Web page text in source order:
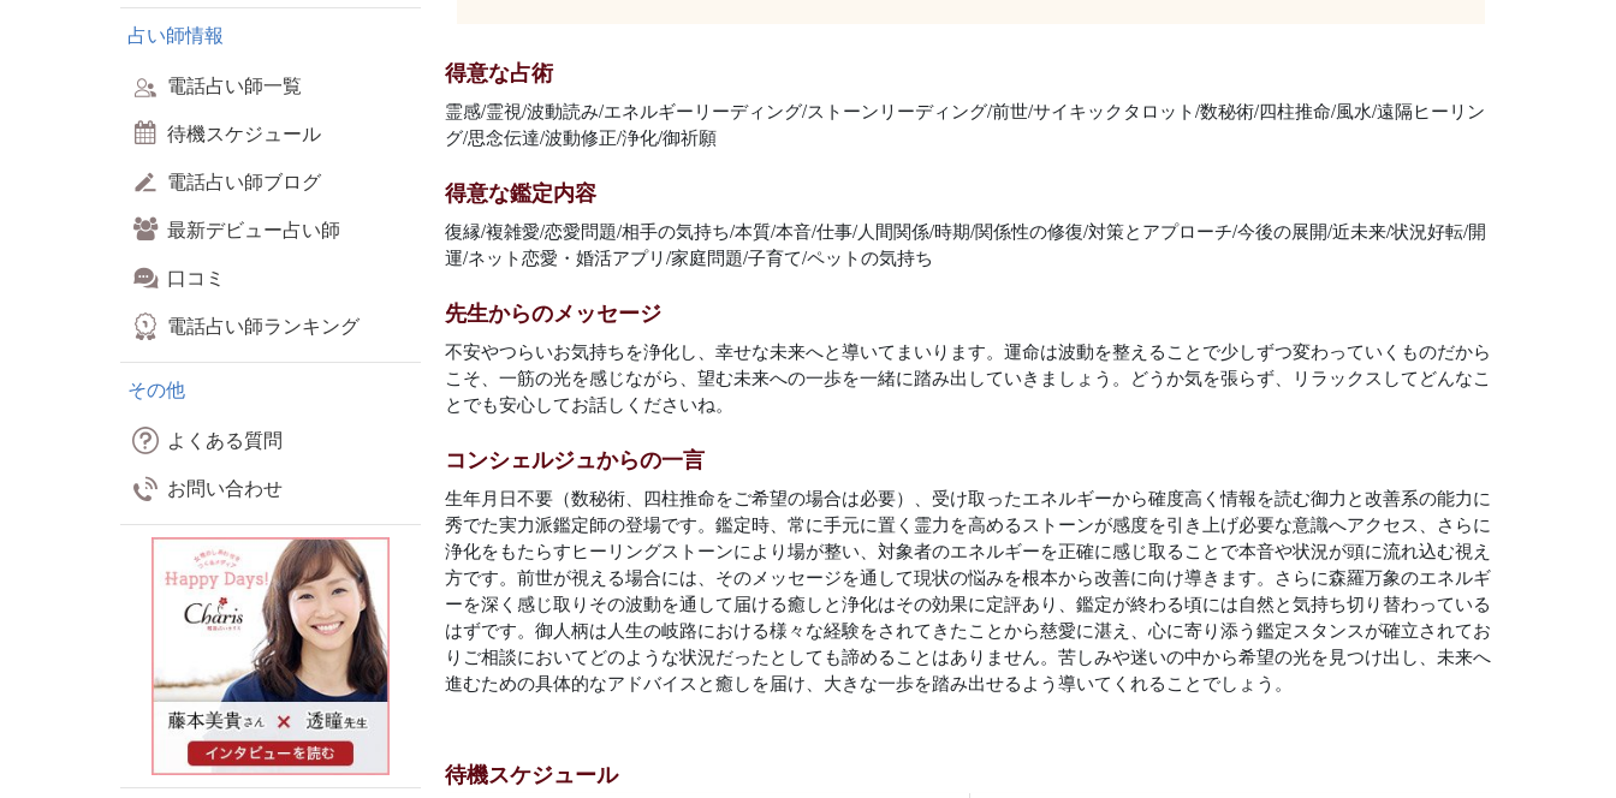
占い師情報
電話占い師一覧
待機スケジュール
電話占い師ブログ
最新デビュー占い師
口コミ
電話占い師ランキング
その他
よくある質問
お問い合わせ
得意な占術
霊感/霊視/波動読み/エネルギーリーディング/ストーンリーディング/前世/サイキックタロット/数秘術/四柱推命/風水/遠隔ヒーリン
グ/思念伝達/波動修正/浄化/御祈願
得意な鑑定内容
復縁/複雑愛/恋愛問題/相手の気持ち/本質/本音/仕事/人間関係/時期/関係性の修復/対策とアプローチ/今後の展開/近未来/状況好転/開
運/ネット恋愛・婚活アプリ/家庭問題/子育て/ペットの気持ち
先生からのメッセージ
不安やつらいお気持ちを浄化し、幸せな未来へと導いてまいります。運命は波動を整えることで少しずつ変わっていくものだから
こそ、一筋の光を感じながら、望む未来への一歩を一緒に踏み出していきましょう。どうか気を張らず、リラックスしてどんなこ
とでも安心してお話しくださいね。
コンシェルジュからの一言
生年月日不要（数秘術、四柱推命をご希望の場合は必要）、受け取ったエネルギーから確度高く情報を読む御力と改善系の能力に
秀でた実力派鑑定師の登場です。鑑定時、常に手元に置く霊力を高めるストーンが感度を引き上げ必要な意識へアクセス、さらに
浄化をもたらすヒーリングストーンにより場が整い、対象者のエネルギーを正確に感じ取ることで本音や状況が頭に流れ込む視え
方です。前世が視える場合には、そのメッセージを通して現状の悩みを根本から改善に向け導きます。さらに森羅万象のエネルギ
ーを深く感じ取りその波動を通して届ける癒しと浄化はその効果に定評あり、鑑定が終わる頃には自然と気持ち切り替わっている
はずです。御人柄は人生の岐路における様々な経験をされてきたことから慈愛に湛え、心に寄り添う鑑定スタンスが確立されてお
りご相談においてどのような状況だったとしても諦めることはありません。苦しみや迷いの中から希望の光を見つけ出し、未来へ
進むための具体的なアドバイスと癒しを届け、大きな一歩を踏み出せるよう導いてくれることでしょう。
待機スケジュール